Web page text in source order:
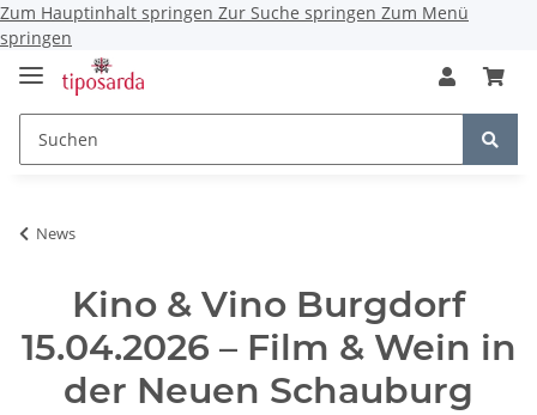
Zum Hauptinhalt springen Zur Suche springen Zum Menü
springen
News
Kino & Vino Burgdorf
15.04.2026 – Film & Wein in
der Neuen Schauburg